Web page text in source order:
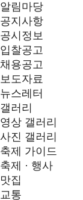
알림마당
공지사항
공시정보
입찰공고
채용공고
보도자료
뉴스레터
갤러리
영상 갤러리
사진 갤러리
축제 가이드
축제 · 행사
맛집
교통